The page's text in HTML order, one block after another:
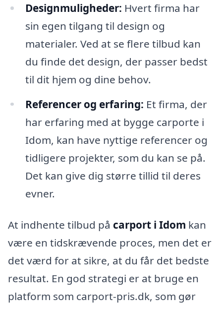
Designmuligheder: Hvert firma har
sin egen tilgang til design og
materialer. Ved at se flere tilbud kan
du finde det design, der passer bedst
til dit hjem og dine behov.
Referencer og erfaring: Et firma, der
har erfaring med at bygge carporte i
Idom, kan have nyttige referencer og
tidligere projekter, som du kan se på.
Det kan give dig større tillid til deres
evner.
At indhente tilbud på carport i Idom kan
være en tidskrævende proces, men det er
det værd for at sikre, at du får det bedste
resultat. En god strategi er at bruge en
platform som carport-pris.dk, som gør